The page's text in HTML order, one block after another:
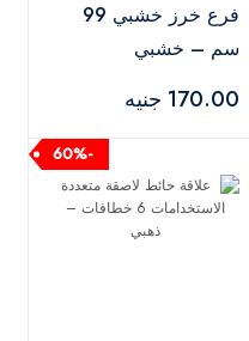
فرع خرز خشبي 99
سم – خشبي
170.00 جنيه
-60%